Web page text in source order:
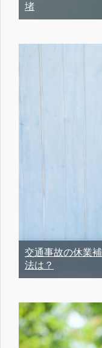
堵
交通事故の休業
法は？